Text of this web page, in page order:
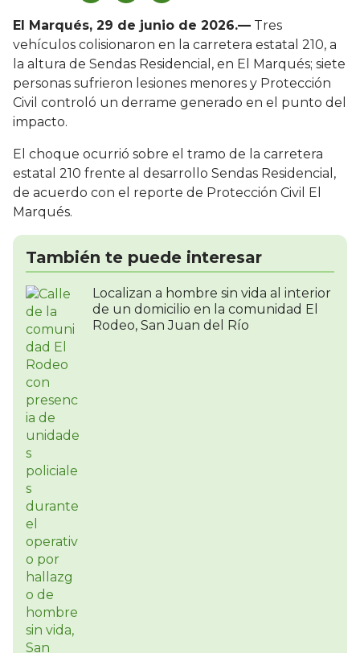
El Marqués, 29 de junio de 2026.— Tres
vehículos colisionaron en la carretera estatal 210, a
la altura de Sendas Residencial, en El Marqués; siete
personas sufrieron lesiones menores y Protección
Civil controló un derrame generado en el punto del
impacto.
El choque ocurrió sobre el tramo de la carretera
estatal 210 frente al desarrollo Sendas Residencial,
de acuerdo con el reporte de Protección Civil El
Marqués.
También te puede interesar
Localizan a hombre sin vida al interior
de un domicilio en la comunidad El
Rodeo, San Juan del Río